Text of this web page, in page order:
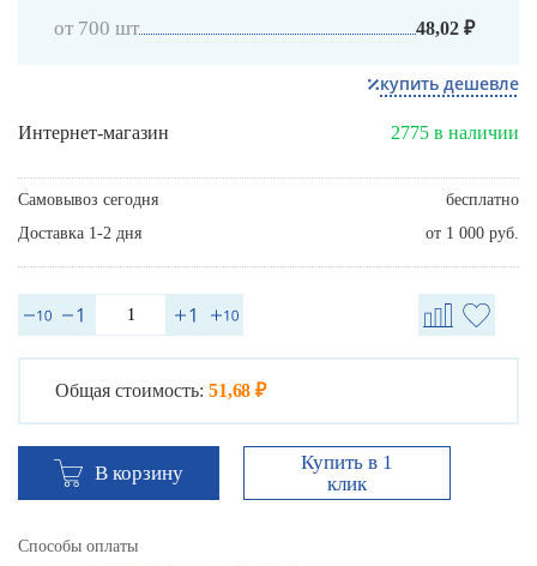
от 700 шт 48,02 ₽
купить дешевле
Интернет-магазин 2775 в наличии
Самовывоз сегодня
бесплатно
Доставка 1-2 дня
от 1 000 руб.
Общая стоимость: 51,68 ₽
В корзину
Купить в 1
клик
Способы оплаты